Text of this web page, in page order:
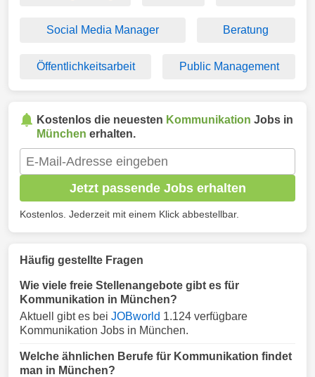
Social Media Manager Beratung
Öffentlichkeitsarbeit Public Management
Kostenlos die neuesten Kommunikation Jobs in
München erhalten.
Jetzt passende Jobs erhalten
Kostenlos. Jederzeit mit einem Klick abbestellbar.
Häufig gestellte Fragen
Wie viele freie Stellenangebote gibt es für
Kommunikation in München?
Aktuell gibt es bei JOBworld 1.124 verfügbare
Kommunikation Jobs in München.
Welche ähnlichen Berufe für Kommunikation findet
man in München?